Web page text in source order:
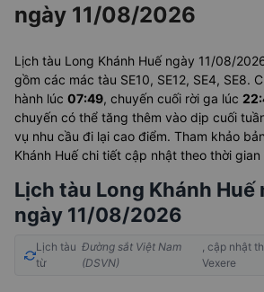
ngày 11/08/2026
Lịch tàu Long Khánh Huế ngày 11/08/
gồm các mác tàu SE10, SE12, SE4, SE8.
hành lúc 07:49, chuyến cuối rời ga lúc
chuyến có thể tăng thêm vào dịp cuối
vụ nhu cầu đi lại cao điểm. Tham khảo
Khánh Huế chi tiết cập nhật theo thời
Lịch tàu Long Khánh Huế
ngày 11/08/2026
Lịch tàu
từ
Đường sắt Việt Nam
(DSVN)
, cập nhật
Vexere